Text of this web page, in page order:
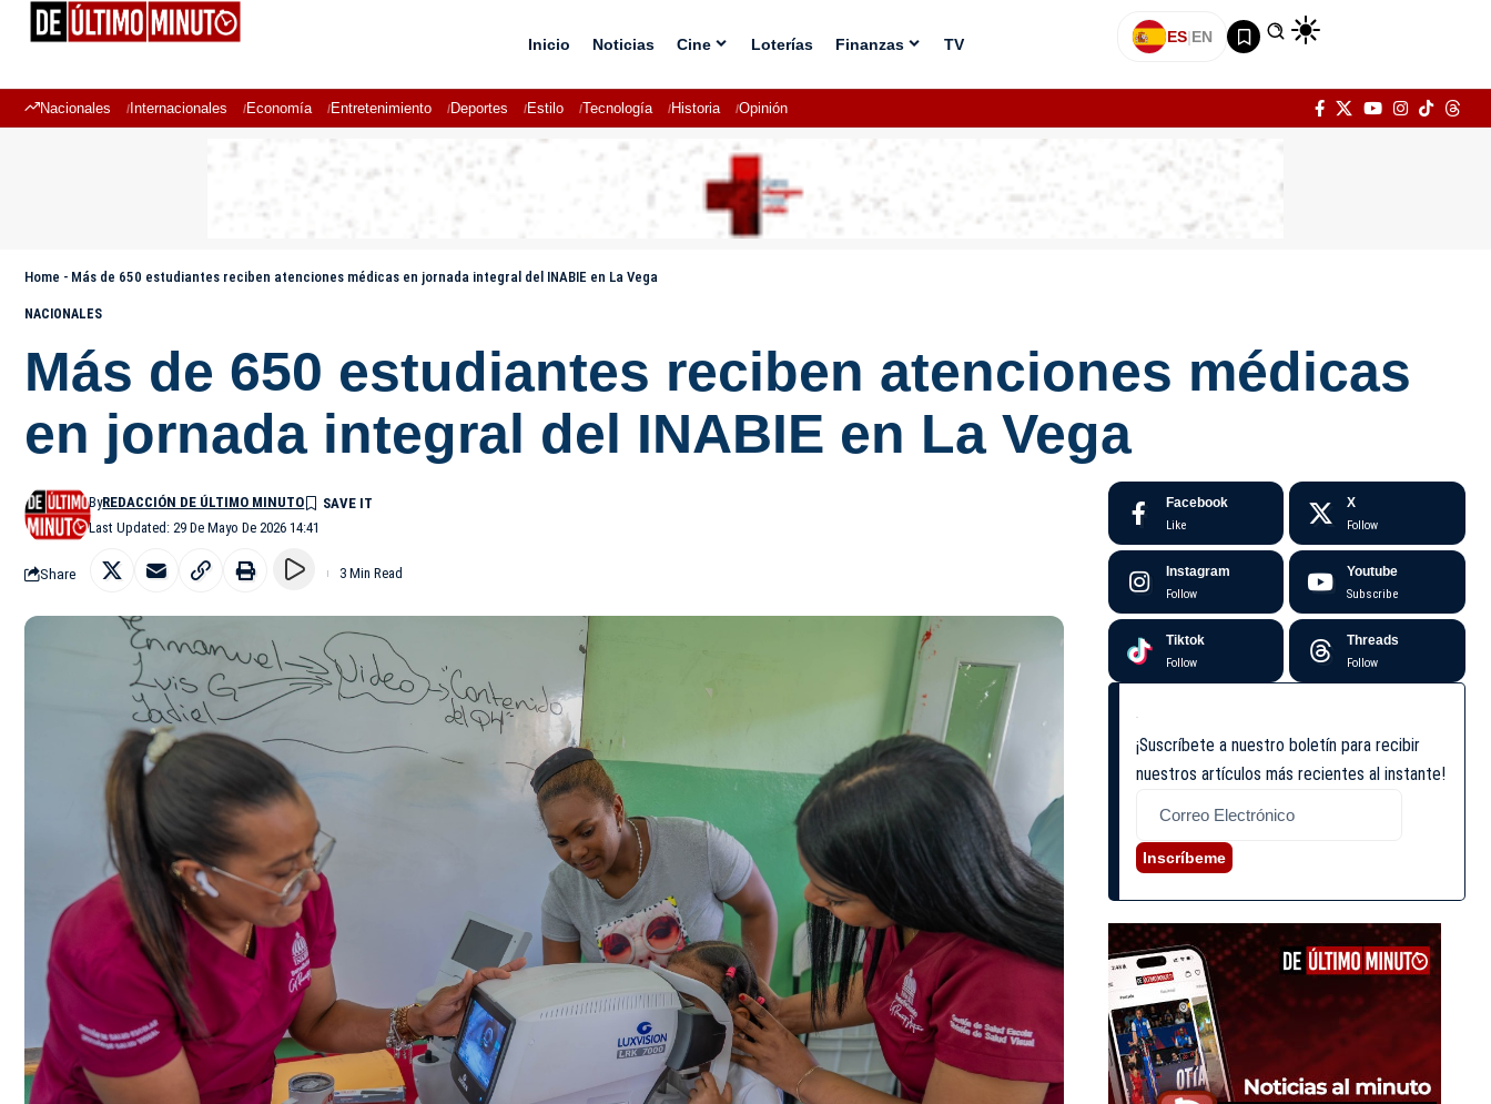
Inicio Noticias Cine Loterías Finanzas TV ES|EN
Nacionales Internacionales Economía Entretenimiento Deportes Estilo Tecnología Historia Opinión
Home - Más de 650 estudiantes reciben atenciones médicas en jornada integral del INABIE en La Vega
NACIONALES
Más de 650 estudiantes reciben atenciones médicas
en jornada integral del INABIE en La Vega
Last Updated: 29 De Mayo De 2026 14:41
ByREDACCIÓN DE ÚLTIMO MINUTO
Share 3 Min Read
Facebook
Like
X
Follow
Instagram
Follow
Youtube
Subscribe
Tiktok
Follow
Threads
Follow
¡Suscríbete a nuestro boletín para recibir
nuestros artículos más recientes al instante!
Inscríbeme